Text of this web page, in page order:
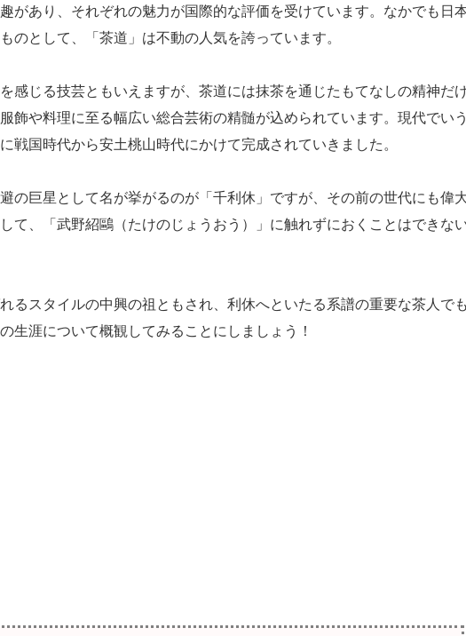
があり、それぞれの魅力が国際的な評価を受けています。なかでも日
のとして、「茶道」は不動の人気を誇っています。
感じる技芸ともいえますが、茶道には抹茶を通じたもてなしの精神だ
飾や料理に至る幅広い総合芸術の精髄が込められています。現代でい
戦国時代から安土桃山時代にかけて完成されていきました。
の巨星として名が挙がるのが「千利休」ですが、その前の世代にも偉
て、「武野紹鷗（たけのじょうおう）」に触れずにおくことはできな
るスタイルの中興の祖ともされ、利休へといたる系譜の重要な茶人で
生涯について概観してみることにしましょう！